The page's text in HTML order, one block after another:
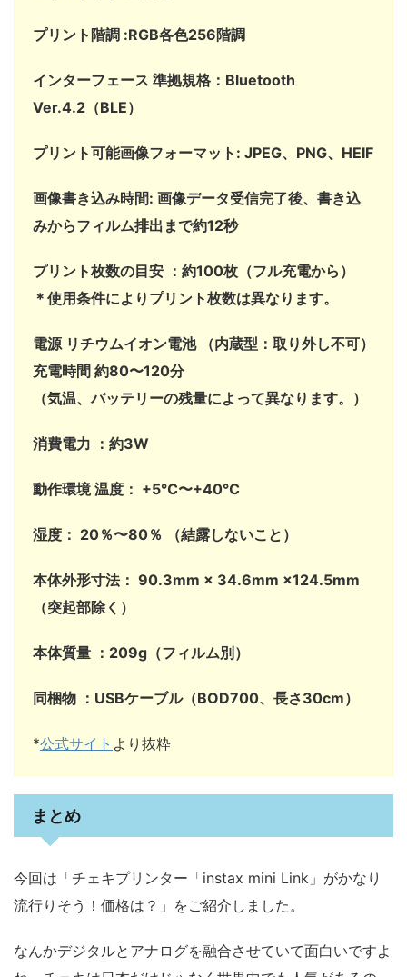
プリント階調 :RGB各色256階調
インターフェース 準拠規格：Bluetooth
Ver.4.2（BLE）
プリント可能画像フォーマット: JPEG、PNG、HEIF
画像書き込み時間: 画像データ受信完了後、書き込
みからフィルム排出まで約12秒
プリント枚数の目安 ：約100枚（フル充電から）
＊使用条件によりプリント枚数は異なります。
電源 リチウムイオン電池 （内蔵型：取り外し不可）
充電時間 約80〜120分
（気温、バッテリーの残量によって異なります。）
消費電力 ：約3W
動作環境 温度： +5℃〜+40℃
湿度： 20％〜80％ （結露しないこと）
本体外形寸法： 90.3mm × 34.6mm ×124.5mm
（突起部除く）
本体質量 ：209g（フィルム別）
同梱物 ：USBケーブル（BOD700、長さ30cm）
*公式サイト より抜粋
まとめ
今回は「チェキプリンター「instax mini Link」がかなり
流行りそう！価格は？」をご紹介しました。
なんかデジタルとアナログを融合させていて面白いですよ